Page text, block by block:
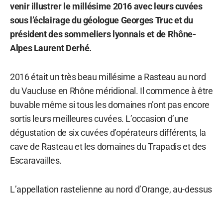
venir illustrer le millésime 2016 avec leurs cuvées
sous l’éclairage du géologue Georges Truc et du
président des sommeliers lyonnais et de Rhône-
Alpes Laurent Derhé.
2016 était un très beau millésime a Rasteau au nord
du Vaucluse en Rhône méridional. Il commence à être
buvable même si tous les domaines n’ont pas encore
sortis leurs meilleures cuvées. L’occasion d’une
dégustation de six cuvées d’opérateurs différents, la
cave de Rasteau et les domaines du Trapadis et des
Escaravailles.
L’appellation rastelienne au nord d’Orange, au-dessus